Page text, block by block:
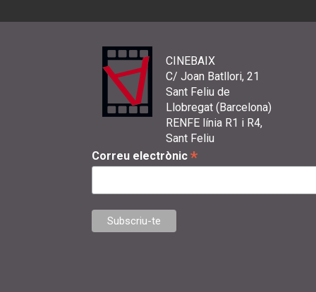
CINEBAIX
C/ Joan Batllori, 21
Sant Feliu de
Llobregat (Barcelona)
RENFE línia R1 i R4,
Sant Feliu
Correu electrònic *